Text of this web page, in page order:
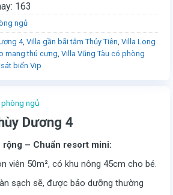
ngủ
Dương 4
rộng – Chuẩn resort mini:
viên 50m², có khu nông 45cm cho bé.
sạch sẽ, được bảo dưỡng thường
163
ngủ
4, Villa gần bãi tắm Thủy Tiên, Villa Long
mang thú cưng, Villa Vũng Tàu có phòng
biển Vip